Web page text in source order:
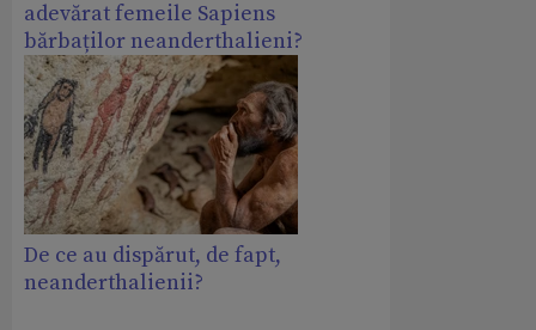
adevărat femeile Sapiens
bărbaților neanderthalieni?
De ce au dispărut, de fapt,
neanderthalienii?